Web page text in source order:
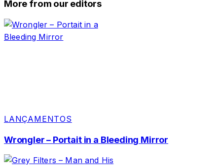
More from our editors
LANÇAMENTOS
Wrongler – Portait in a Bleeding Mirror